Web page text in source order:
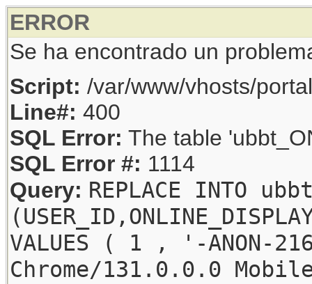
ERROR
Se ha encontrado un
Script: /var/www/vhosts/
Line#: 400
SQL Error: The table
SQL Error #: 1114
Query: REPLACE INTO
VALUES ( 1 , '-
Chrome/131.0.0.0